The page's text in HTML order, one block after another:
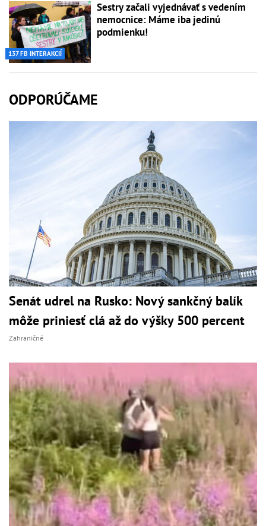
137 FB INTERAKCIÍ
Sestry začali vyjednávať s vedením
nemocnice: Máme iba jedinú
podmienku!
ODPORÚČAME
Senát udrel na Rusko: Nový sankčný balík
môže priniesť clá až do výšky 500 percent
Zahraničné